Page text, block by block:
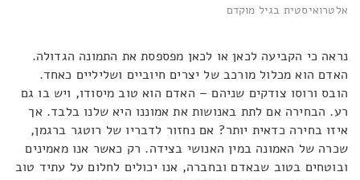
אלטרואיסטית בגיל מוקדם
נראה כי הקביעה לכאן או לכאן מפספסת את התמונה הגדולה.
האדם הוא מכלול מורכב של יצרים חיוביים ושליליים כאחד.
הובס ורוסו צודקים שניהם – האדם הוא טוב מיסודו, ויש בו גם
רע. הבחירה אם לתת באנושות את אמוננו היא שלנו בלבד. אך
איזו בחירה כדאית יותר? אם נחזור לדבריו של רוטגר ברגמן,
שכרה של האמונה במין האנושי בצידה. רק כאשר אנו מאמינים
ובוטחים בטוב שבאדם ובחברה, אנו יכולים לחלום על עתיד טוב